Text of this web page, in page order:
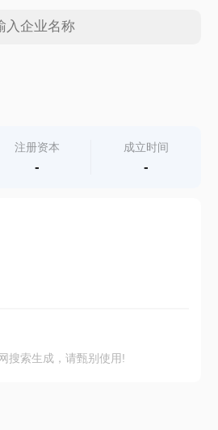
注册资本
-
成立时间
-
搜索生成，请甄别使用!